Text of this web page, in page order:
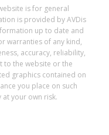
is for general
is provided by AVDis
up to date and
warranties of any kind,
accuracy, reliability,
to the website or the
graphics contained on
you place on such
your own risk.